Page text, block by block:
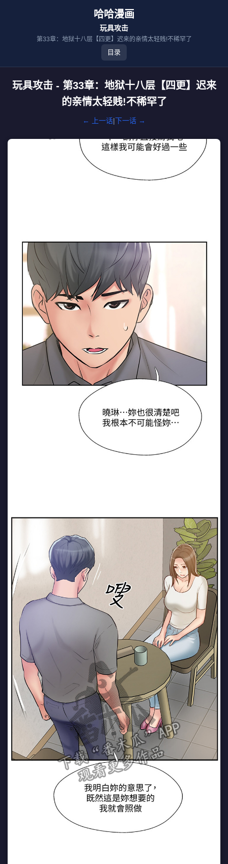
哈哈漫画
玩具攻击
第33章：地狱十八层【四更】迟来的亲情太轻贱!不稀罕了
目录
玩具攻击 - 第33章：地狱十八层【四更】迟来
的亲情太轻贱!不稀罕了
← 上一话|下一话 →